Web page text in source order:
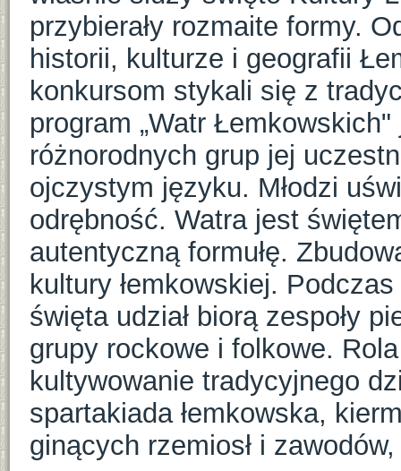
przybierały rozmaite formy.
historii, kulturze i geografii
konkursom stykali się z
program „Watr
różnorodnych grup jej
ojczystym języku. Młodzi
odrębność. Watra jest
autentyczną formułę.
kultury łemkowskiej.
święta udział biorą zespoły
grupy rockowe i folkowe.
kultywowanie tradycyjnego
spartakiada łemkowska,
ginących rzemiosł i